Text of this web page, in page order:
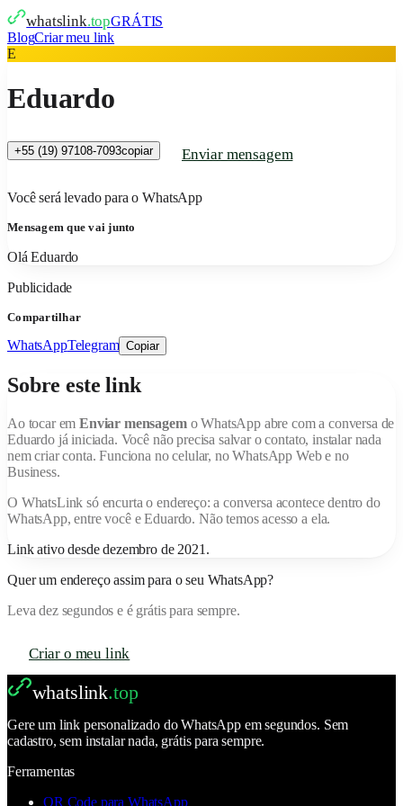
whatslink.topGRÁTIS
BlogCriar meu link
E
Eduardo
+55 (19) 97108-7093copiar Enviar mensagem
Você será levado para o WhatsApp
Mensagem que vai junto
Olá Eduardo
Publicidade
Compartilhar
WhatsAppTelegram Copiar
Sobre este link
Ao tocar emEnviar mensagem o WhatsApp abre com a conversa de
Eduardojá iniciada. Você não precisa salvar o contato, instalar nada
nem criar conta. Funciona no celular, no WhatsApp Web e no
Business.
O WhatsLink só encurta o endereço: a conversa acontece dentro do
WhatsApp, entre você eEduardo. Não temos acesso a ela.
Link ativo desde dezembro de 2021 .
Quer um endereço assim para o seu WhatsApp?
Leva dez segundos e é grátis para sempre.
Criar o meu link
whatslink.top
Gere um link personalizado do WhatsApp em segundos. Sem
cadastro, sem instalar nada, grátis para sempre.
Ferramentas
QR Code para WhatsApp